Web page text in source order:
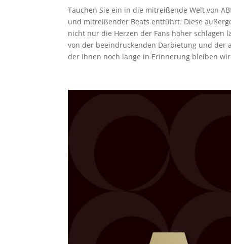
Tauchen Sie ein in die mitreißende Welt von
und mitreißender Beats entführt. Diese
nicht nur die Herzen der Fans höher schlagen
von der beeindruckenden Darbietung und der
der Ihnen noch lange in Erinnerung bleiben